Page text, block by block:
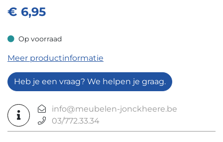
€ 6,95
Op voorraad
Op voorraad
Meer productinformatie
Heb je een vraag? We helpen je graag.
info@meubelen-jonckheere.be
03/772.33.34